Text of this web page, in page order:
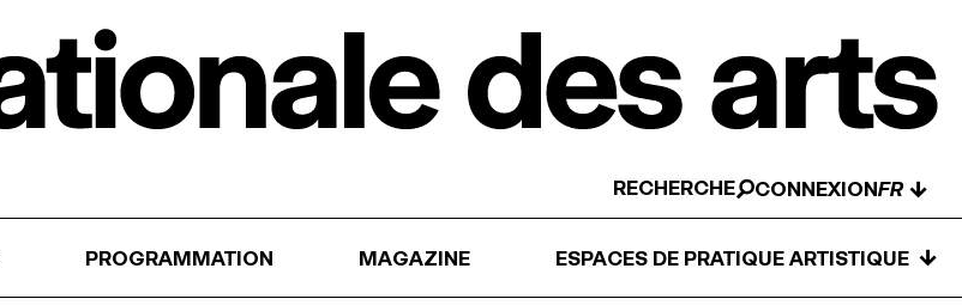
RECHERCHE CONNEXION ↓
PROGRAMMATION MAGAZINE ESPACES DE PRATIQUE ARTISTIQUE ↓